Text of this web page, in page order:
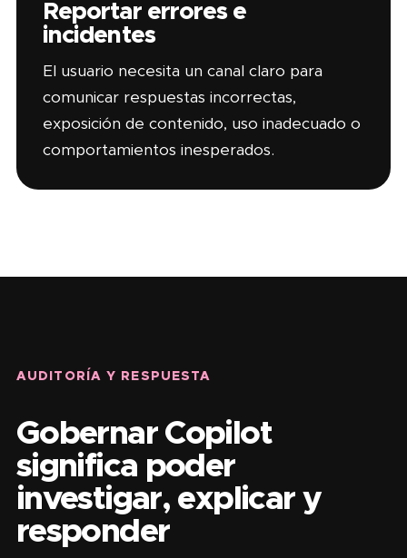
Reportar errores e
incidentes
El usuario necesita un canal claro para
comunicar respuestas incorrectas,
exposición de contenido, uso inadecuado o
comportamientos inesperados.
AUDITORÍA Y RESPUESTA
Gobernar Copilot
significa poder
investigar, explicar y
responder